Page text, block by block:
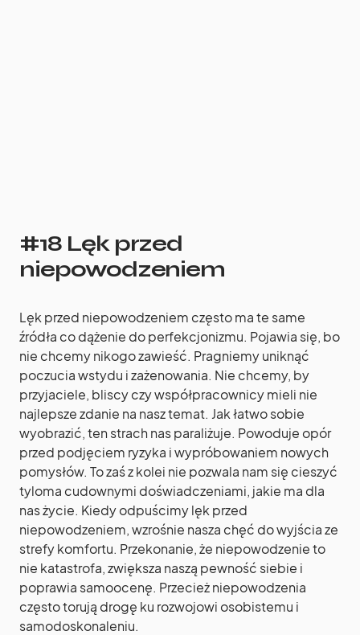
#18 Lęk przed
niepowodzeniem
Lęk przed niepowodzeniem często ma te same
źródła co dążenie do perfekcjonizmu. Pojawia się, bo
nie chcemy nikogo zawieść. Pragniemy uniknąć
poczucia wstydu i zażenowania. Nie chcemy, by
przyjaciele, bliscy czy współpracownicy mieli nie
najlepsze zdanie na nasz temat. Jak łatwo sobie
wyobrazić, ten strach nas paraliżuje. Powoduje opór
przed podjęciem ryzyka i wypróbowaniem nowych
pomysłów. To zaś z kolei nie pozwala nam się cieszyć
tyloma cudownymi doświadczeniami, jakie ma dla
nas życie. Kiedy odpuścimy lęk przed
niepowodzeniem, wzrośnie nasza chęć do wyjścia ze
strefy komfortu. Przekonanie, że niepowodzenie to
nie katastrofa, zwiększa naszą pewność siebie i
poprawia samoocenę. Przecież niepowodzenia
często torują drogę ku rozwojowi osobistemu i
samodoskonaleniu.